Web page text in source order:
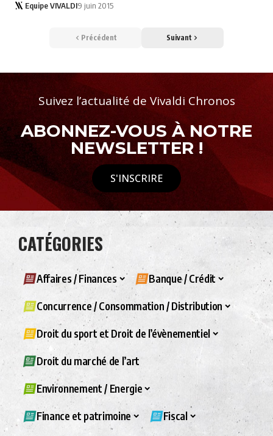
Equipe VIVALDI9 juin 2015
Précédent Suivant
Suivez l’actualité de Vivaldi Chronos
ABONNEZ-VOUS À NOTRE
NEWSLETTER !
S'INSCRIRE
CATÉGORIES
Affaires / Finances Banque / Crédit
Concurrence / Consommation / Distribution
Droit du sport et Droit de l’évènementiel
Droit du marché de l’art
Environnement / Energie
Finance et patrimoine Fiscal